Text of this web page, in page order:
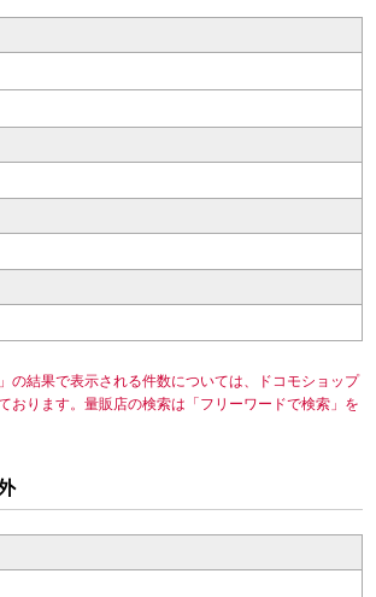
の結果で表示される件数については、ドコモショップ
おります。量販店の検索は「フリーワードで検索」を